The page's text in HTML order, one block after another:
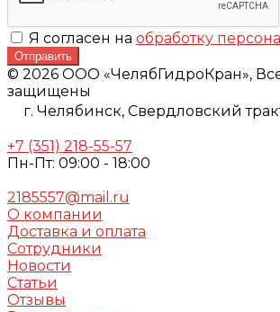
Я согласен на обработку
Отправить
© 2026 ООО «ЧелябГидроКран»,
защищены
г. Челябинск, Свердловский
+7 (351) 218-55-57
Пн-Пт: 09:00 - 18:00
2185557@mail.ru
О компании
Доставка и оплата
Сотрудники
Новости
Статьи
Отзывы